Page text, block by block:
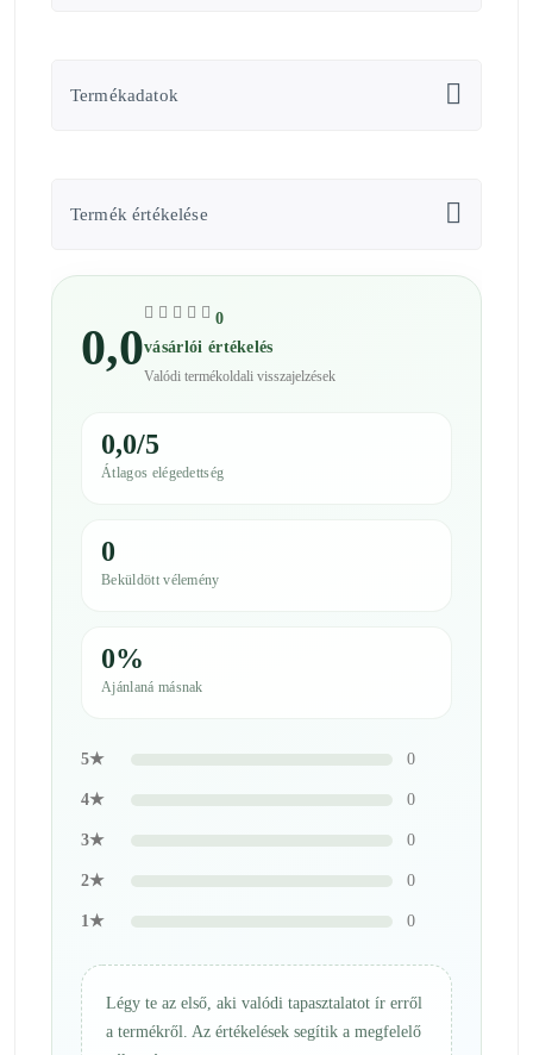
Termékadatok
Termék értékelése
0,0
0
vásárlói értékelés
Valódi termékoldali visszajelzések
0,0/5
Átlagos elégedettség
0
Beküldött vélemény
0%
Ajánlaná másnak
5★ 0
4★ 0
3★ 0
2★ 0
1★ 0
Légy te az első, aki valódi tapasztalatot ír erről
a termékről. Az értékelések segítik a megfelelő